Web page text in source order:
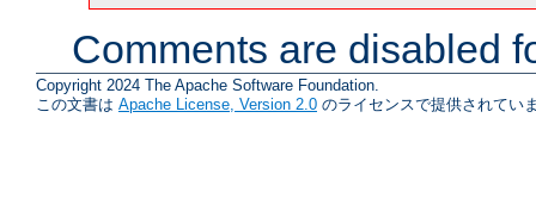
Comments are disabled
Copyright 2024 The Apache Software Foundation.
この文書は Apache License, Version 2.0 のライセンスで提供されてい